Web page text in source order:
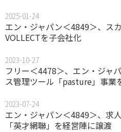
2025-01-24
エン・ジャパン＜4849＞、ス
VOLLECTを子会社化
2023-10-27
フリー＜4478＞、エン・ジャ
ス管理ツール「pasture」事業
2023-07-24
エン・ジャパン＜4849＞、求
「英才網聯」を経営陣に譲渡